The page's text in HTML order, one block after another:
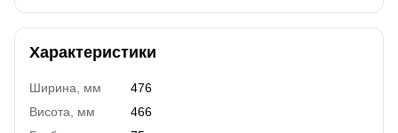
Характеристики
Ширина, мм
476
Висота, мм
466